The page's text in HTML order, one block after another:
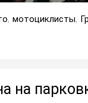
, мотоциклисты,
на